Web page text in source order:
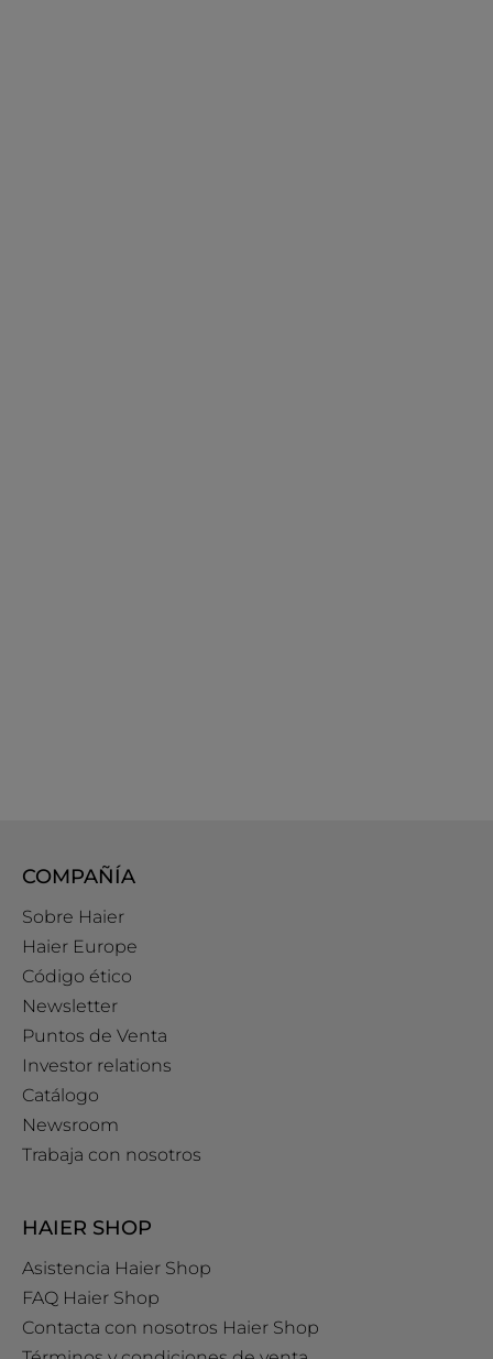
COMPAÑÍA
Sobre Haier
Haier Europe
Código ético
Newsletter
Puntos de Venta
Investor relations
Catálogo
Newsroom
Trabaja con nosotros
HAIER SHOP
Asistencia Haier Shop
FAQ Haier Shop
Contacta con nosotros Haier Shop